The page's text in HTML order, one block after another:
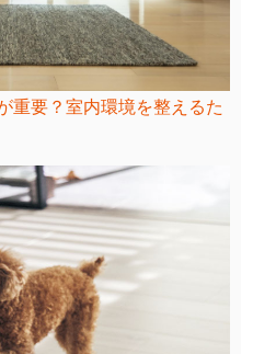
重要？室内環境を整えるた